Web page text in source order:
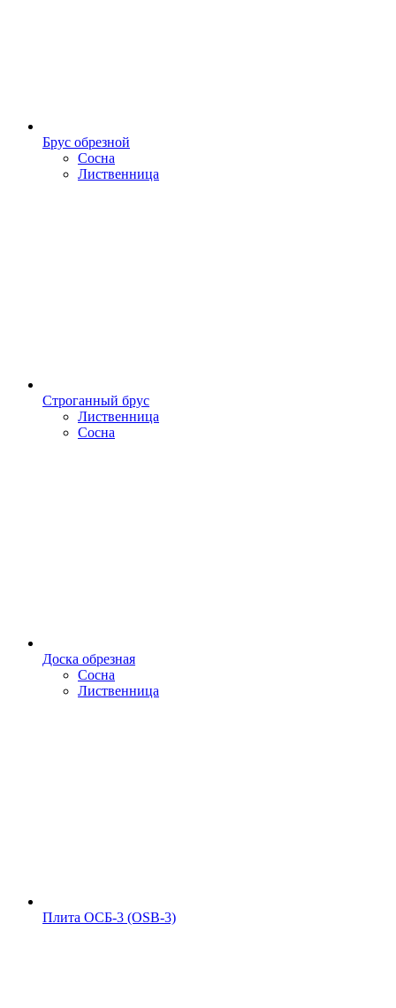
Брус обрезной
Сосна
Лиственница
Строганный брус
Лиственница
Сосна
Доска обрезная
Сосна
Лиственница
Плита ОСБ-3 (OSB-3)